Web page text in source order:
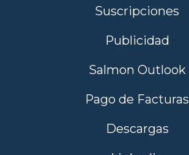
Suscripciones
Publicidad
Salmon Outlook
Pago de Facturas
Descargas